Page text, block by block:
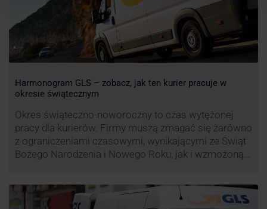
Harmonogram GLS – zobacz, jak ten kurier pracuje w
okresie świątecznym
Okres świąteczno-noworoczny to czas wytężonej
pracy dla kurierów. Firmy muszą zmagać się zarówno
z ograniczeniami czasowymi, wynikającymi ze Świąt
Bożego Narodzenia i Nowego Roku, jak i wzmożoną
firm. Zobacz harmonogram GLS na czas świąteczny!